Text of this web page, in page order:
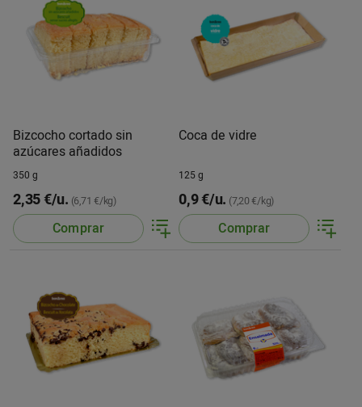
Bizcocho cortado sin
azúcares añadidos
350 g
2,35 €/u. (6,71 €/kg)
Comprar
Coca de vidre
125 g
0,9 €/u. (7,20 €/kg)
Comprar